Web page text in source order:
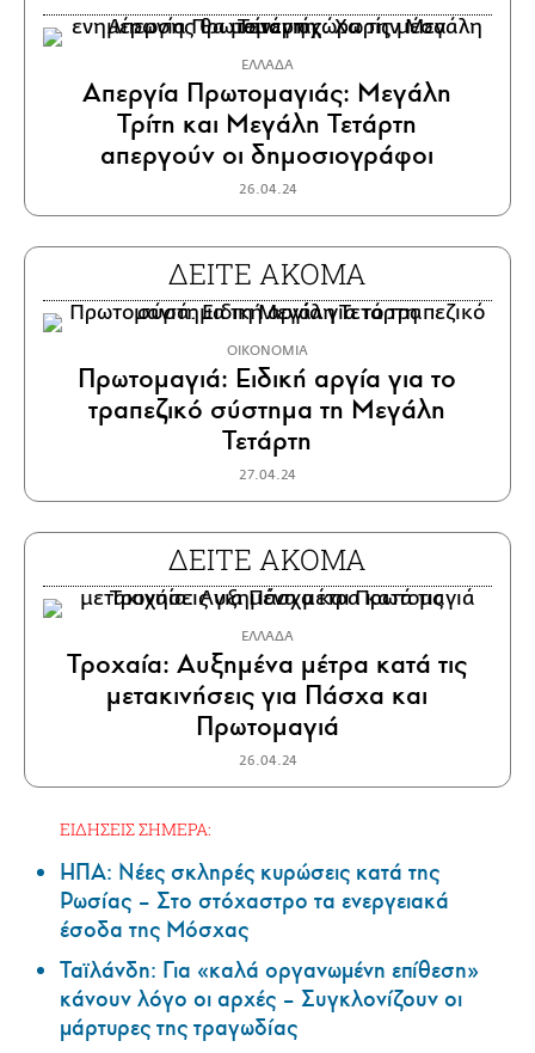
ΕΛΛΑΔΑ
Απεργία Πρωτομαγιάς: Μεγάλη
Τρίτη και Μεγάλη Τετάρτη
απεργούν οι δημοσιογράφοι
26.04.24
ΔΕΙΤΕ ΑΚΟΜΑ
ΟΙΚΟΝΟΜΙΑ
Πρωτομαγιά: Ειδική αργία για το
τραπεζικό σύστημα τη Μεγάλη
Τετάρτη
27.04.24
ΔΕΙΤΕ ΑΚΟΜΑ
ΕΛΛΑΔΑ
Τροχαία: Αυξημένα μέτρα κατά τις
μετακινήσεις για Πάσχα και
Πρωτομαγιά
26.04.24
ΕΙΔΗΣΕΙΣ ΣΗΜΕΡΑ:
ΗΠΑ: Nέες σκληρές κυρώσεις κατά της
Ρωσίας – Στο στόχαστρο τα ενεργειακά
έσοδα της Μόσχας
Ταϊλάνδη: Για «καλά οργανωμένη επίθεση»
κάνουν λόγο οι αρχές – Συγκλονίζουν οι
μάρτυρες της τραγωδίας